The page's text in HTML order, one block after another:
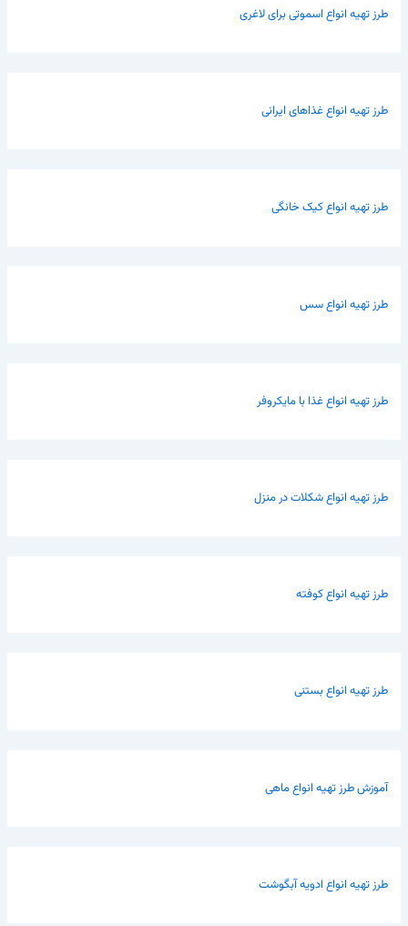
طرز تهیه انواع اسموتی برای لاغری
طرز تهیه انواع غذاهای ایرانی
طرز تهیه انواع کیک خانگی
طرز تهیه انواع سس
طرز تهیه انواع غذا با مایکروفر
طرز تهیه انواع شکلات در منزل
طرز تهیه انواع کوفته
طرز تهیه انواع بستنی
آموزش طرز تهیه انواع ماهی
طرز تهیه انواع ادویه آبگوشت